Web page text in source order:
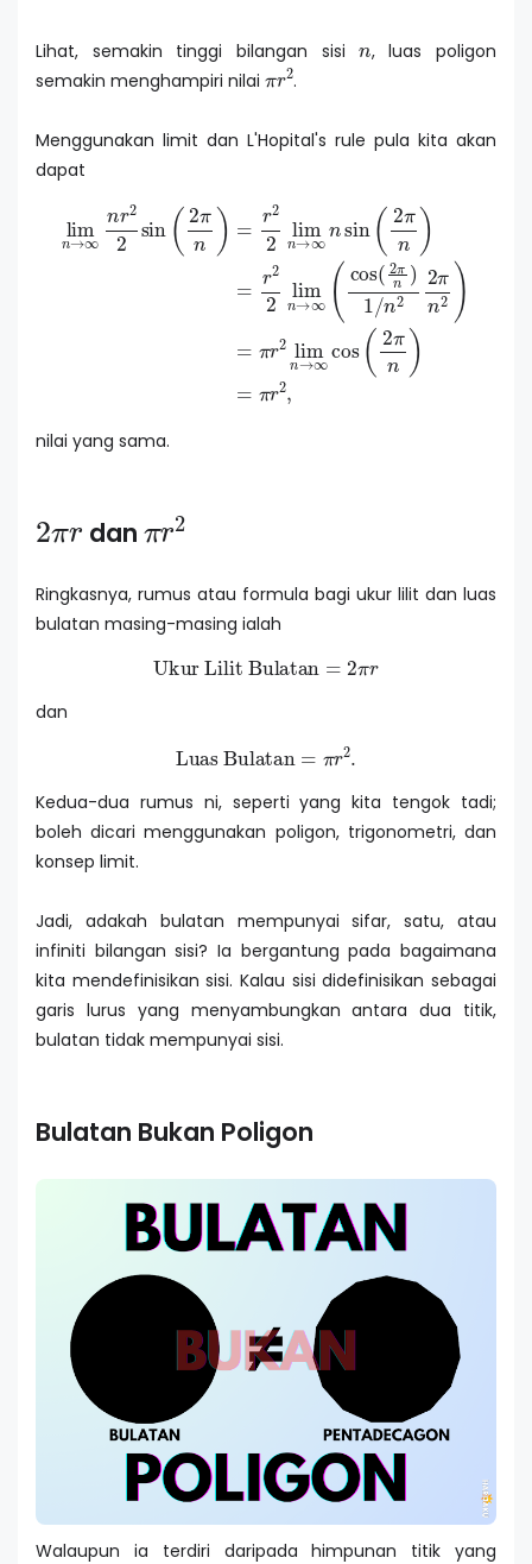
Lihat, semakin tinggi bilangan sisi , luas poligon
semakin menghampiri nilai πr2.
Menggunakan limit dan L'Hopital's rule pula kita akan
dapat
∞nr2 sin (2πn r22 sin(2
nilai yang sama.
2
dan
2
Ringkasnya, rumus atau formula bagi ukur lilit dan luas
bulatan masing-masing ialah
Ukur Lilit Bulatan = 2πr
dan
Luas Bulatan πr2
Kedua-dua rumus ni, seperti yang kita tengok tadi;
boleh dicari menggunakan poligon, trigonometri, dan
konsep limit.
Jadi, adakah bulatan mempunyai sifar, satu, atau
infiniti bilangan sisi? Ia bergantung pada bagaimana
kita mendefinisikan sisi. Kalau sisi didefinisikan sebagai
garis lurus yang menyambungkan antara dua titik,
bulatan tidak mempunyai sisi.
Bulatan Bukan Poligon
Walaupun ia terdiri daripada himpunan titik yang